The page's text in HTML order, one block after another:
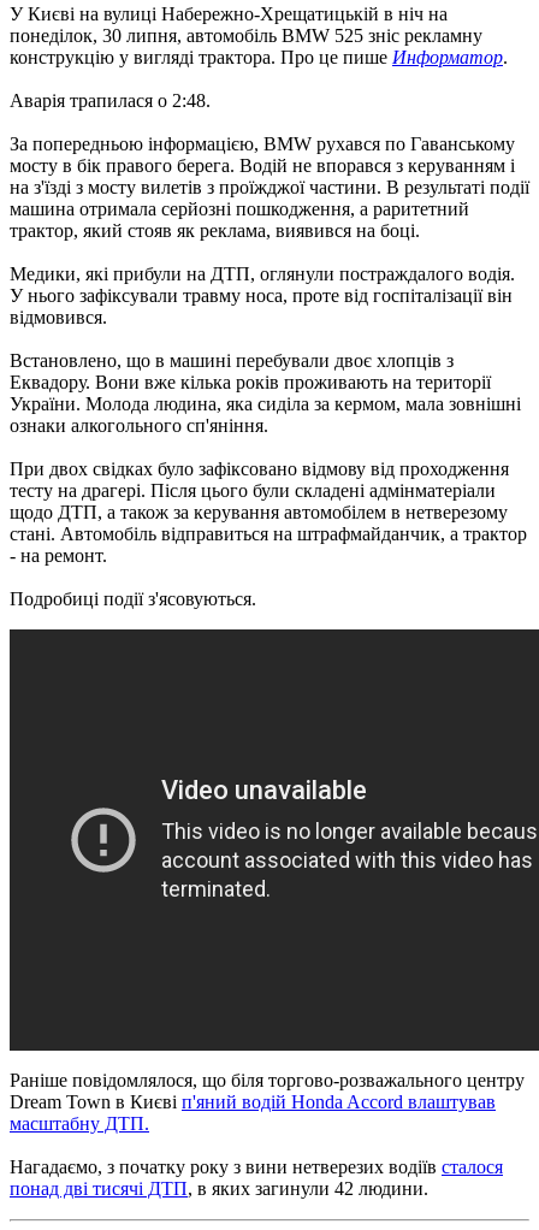
У Києві на вулиці Набережно-Хрещатицькій в ніч на
понеділок, 30 липня, автомобіль BMW 525 зніс рекламну
конструкцію у вигляді трактора. Про це пише Информатор.
Аварія трапилася о 2:48.
За попередньою інформацією, BMW рухався по Гаванському
мосту в бік правого берега. Водій не впорався з керуванням і
на з'їзді з мосту вилетів з проїжджої частини. В результаті події
машина отримала серйозні пошкодження, а раритетний
трактор, який стояв як реклама, виявився на боці.
Медики, які прибули на ДТП, оглянули постраждалого водія.
У нього зафіксували травму носа, проте від госпіталізації він
відмовився.
Встановлено, що в машині перебували двоє хлопців з
Еквадору. Вони вже кілька років проживають на території
України. Молода людина, яка сиділа за кермом, мала зовнішні
ознаки алкогольного сп'яніння.
При двох свідках було зафіксовано відмову від проходження
тесту на драгері. Після цього були складені адмінматеріали
щодо ДТП, а також за керування автомобілем в нетверезому
стані. Автомобіль відправиться на штрафмайданчик, а трактор
- на ремонт.
Подробиці події з'ясовуються.
Раніше повідомлялося, що біля торгово-розважального центру
Dream Town в Києві п'яний водій Honda Accord влаштував
масштабну ДТП.
Нагадаємо, з початку року з вини нетверезих водіїв сталося
понад дві тисячі ДТП, в яких загинули 42 людини.